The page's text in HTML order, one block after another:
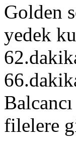
Golden
yedek
filelere